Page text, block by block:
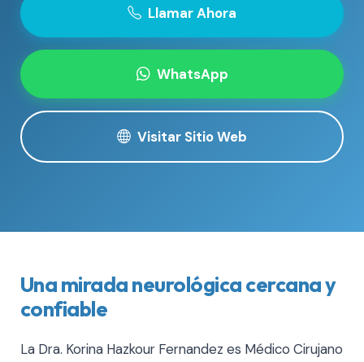
Llamar Ahora
WhatsApp
Visitar Sitio Web
Una mirada neurológica cercana y
confiable
La Dra. Korina Hazkour Fernandez es Médico Cirujano